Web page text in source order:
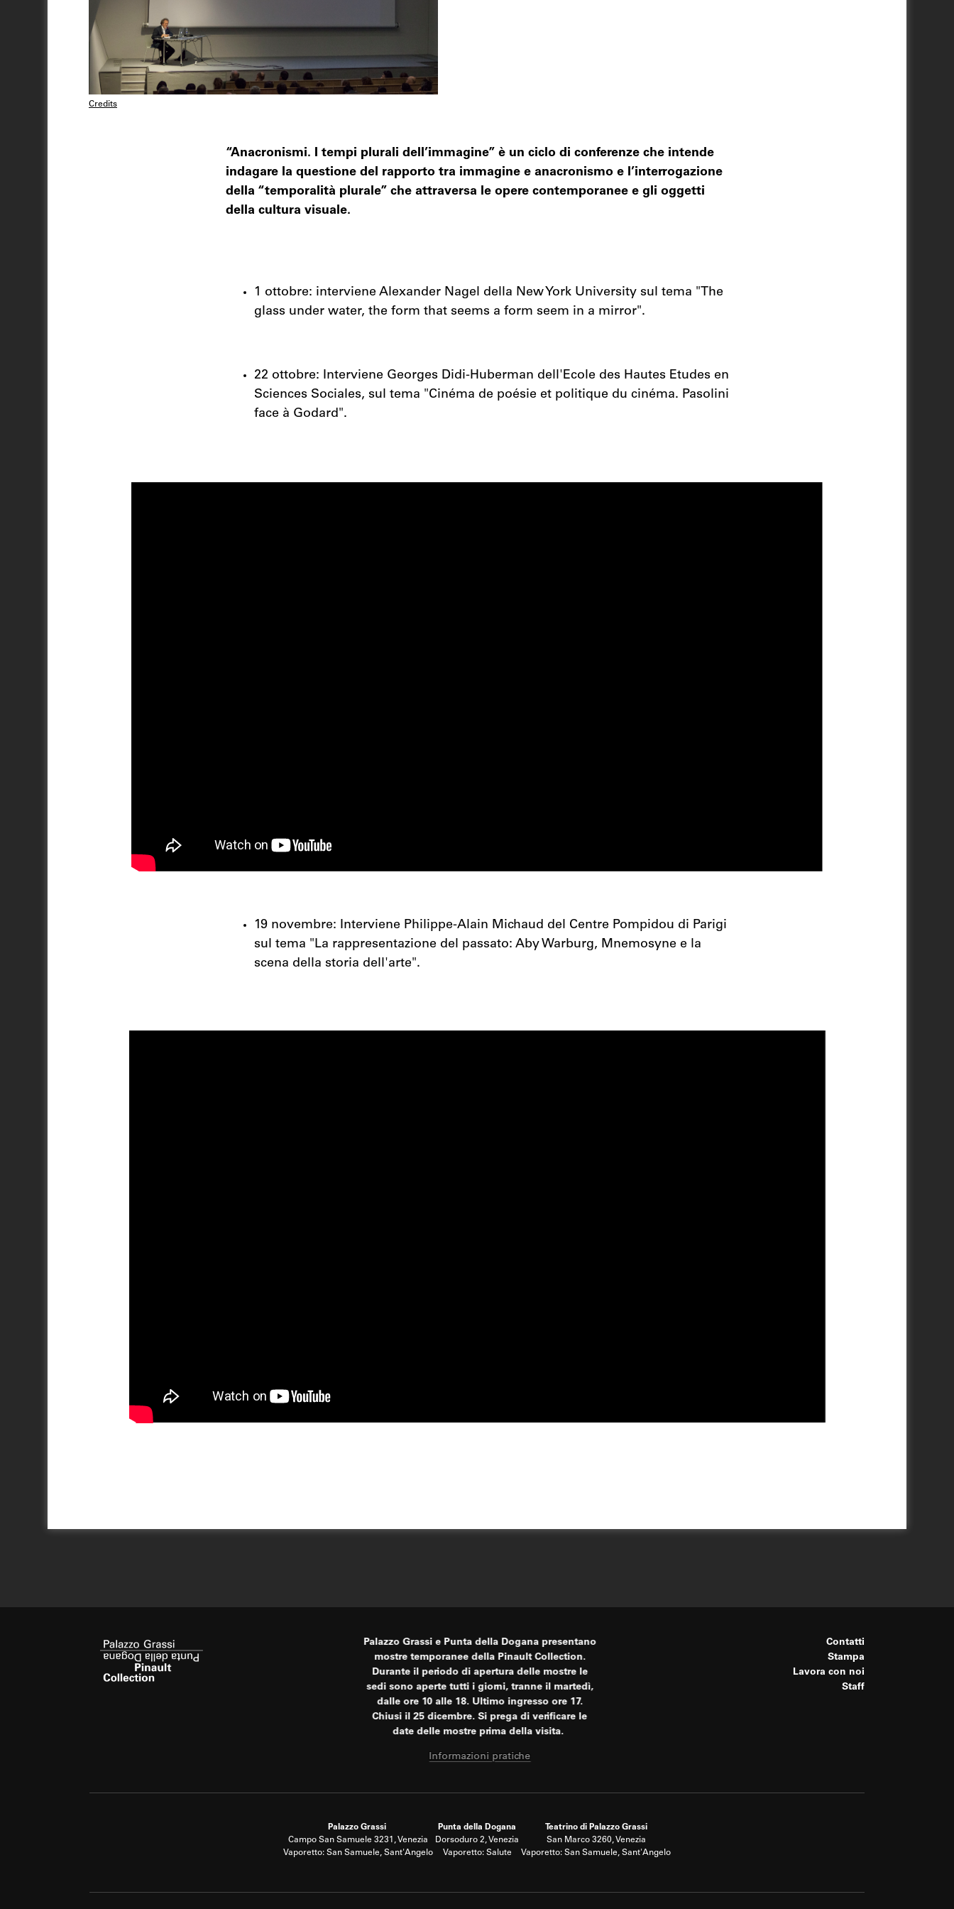
Credits
“Anacronismi. I tempi plurali dell’immagine” è un ciclo di conferenze che intende
indagare la questione del rapporto tra immagine e anacronismo e l’interrogazione
della “temporalità plurale” che attraversa le opere contemporanee e gli oggetti
della cultura visuale.
1 ottobre: interviene Alexander Nagel della New York University sul tema "The
glass under water, the form that seems a form seem in a mirror".
22 ottobre: Interviene Georges Didi-Huberman dell'Ecole des Hautes Etudes en
Sciences Sociales, sul tema "Cinéma de poésie et politique du cinéma. Pasolini
face à Godard".
19 novembre: Interviene Philippe-Alain Michaud del Centre Pompidou di Parigi
sul tema "La rappresentazione del passato: Aby Warburg, Mnemosyne e la
scena della storia dell'arte".
Palazzo Grassi e Punta della Dogana presentano
mostre temporanee della Pinault Collection.
Durante il periodo di apertura delle mostre le
sedi sono aperte tutti i giorni, tranne il martedì,
dalle ore 10 alle 18. Ultimo ingresso ore 17.
Chiusi il 25 dicembre. Si prega di verificare le
date delle mostre prima della visita.
Informazioni pratiche
Contatti
Stampa
Lavora con noi
Staff
Palazzo Grassi
Campo San Samuele 3231, Venezia
Vaporetto: San Samuele, Sant'Angelo
Punta della Dogana
Dorsoduro 2, Venezia
Vaporetto: Salute
Teatrino di Palazzo Grassi
San Marco 3260, Venezia
Vaporetto: San Samuele, Sant'Angelo